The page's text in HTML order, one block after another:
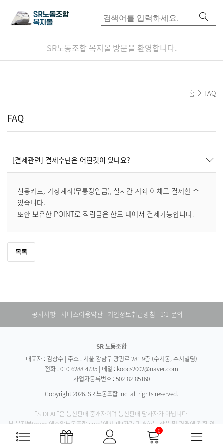
SR노동조합 복지몰 방문을 환영합니다.
0
홈 FAQ
FAQ
[결제관련] 결제수단은 어떤것이 있나요?
신용카드, 가상계좌(무통장입금), 실시간 계좌 이체로 결제할 수
있습니다.
또한 보유한 POINT로 적립금은 한도 내에서 결제가능합니다.
공지사항 서비스이용약관 개인정보취급방침 1:1 문의
SR 노동조합
대표자 : 김상수 | 주소 : 서울 강남구 광평로 281 9층 (수서동, 수서빌딩)
전화 : 010-6288-4735 | 메일 : koocs2002@naver.com
사업자등록번호 : 502-82-85160
Copyright 2026. SR 노동조합 Inc. all rights reserved.
"S-DEAL"은 통신판매 중개자이며 통신판매 당사자가 아닙니다.
본 복지몰(www.에스알노동조합.com)에서 제3자가 판매하는 상품 및 거래에 관한 의
무와 책임은 판매자에게 있습니다.
S-DEAL이 복지몰(www.에스알노동조합.com)운영을 대행하고 있습니다.